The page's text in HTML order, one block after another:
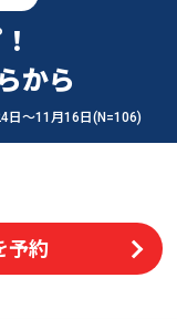
から
日〜11月16日(N=106)
予約